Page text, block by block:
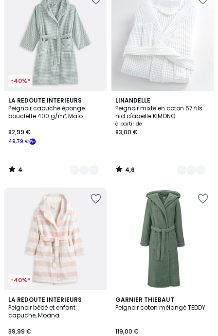
-40%*
LA REDOUTE INTERIEURS
Peignoir capuche éponge
bouclette 400 g/m², Malo
49,79 €
82,99 €
4
/
5
3
Couleurs
4
/
LINANDELLE
Peignoir mixte en coton 57 fils
nid d'abeille KIMONO
à partir de
83,00 €
4,6
/ 5
4
Couleurs
4,6
/
-40%*
LA REDOUTE INTERIEURS
Peignoir bébé et enfant
capuche, Moana
39,99 €
4,7
/ 5
3
Couleurs
GARNIER THIEBAUT
Peignoir coton mélangé TEDDY
119,00 €
6
Couleurs